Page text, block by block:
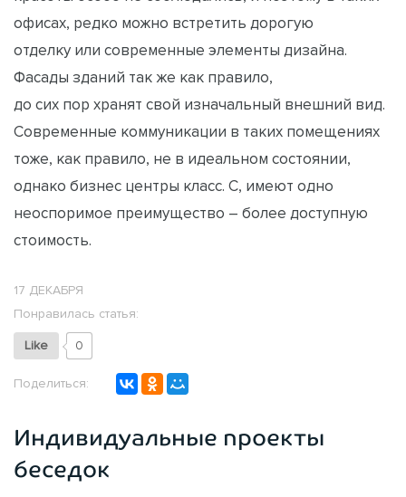
офисах, редко можно встретить дорогую
отделку или современные элементы дизайна.
Фасады зданий так же как правило,
до сих пор хранят свой изначальный внешний вид.
Современные коммуникации в таких помещениях
тоже, как правило, не в идеальном состоянии,
однако бизнес центры класс. С, имеют одно
неоспоримое преимущество – более доступную
стоимость.
17 ДЕКАБРЯ
Понравилась статья:
Like 0
Поделиться:
Индивидуальные проекты
беседок